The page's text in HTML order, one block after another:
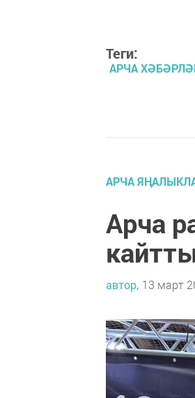
Теги:
АРЧА
АРЧА
Арча
автор, 13 март